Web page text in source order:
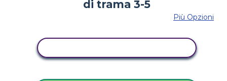
Più Opzioni